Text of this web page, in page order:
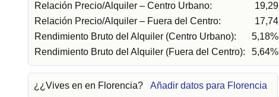
Relación Precio/Alquiler – Centro Urbano:
19,29
Relación Precio/Alquiler – Fuera del Centro:
17,74
Rendimiento Bruto del Alquiler (Centro Urbano):
5,18%
Rendimiento Bruto del Alquiler (Fuera del Centro):
5,64%
¿¿Vives en en Florencia? Añadir datos para Florencia